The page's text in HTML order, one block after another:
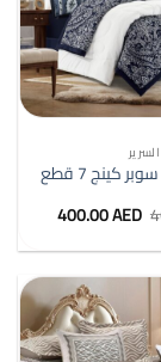
طقم لحاف سوبر كينج 7 قطع
السعر
الأصلي
هو:
460.00 AED.
400.00AED السعر
الحالي
هو:
400.00 AED.